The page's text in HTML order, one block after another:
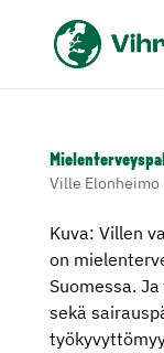
Ville Elonheimo
Kuva: Villen
on
Suomessa.
sekä